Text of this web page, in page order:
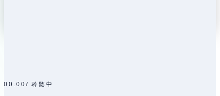
00:00 /聆聽中